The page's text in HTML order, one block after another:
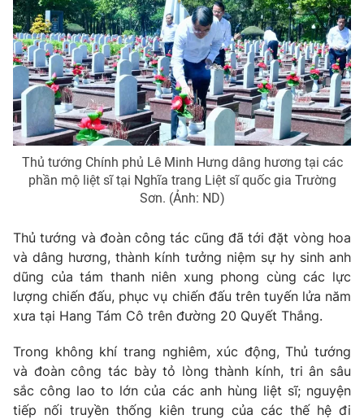
Thủ tướng Chính phủ Lê Minh Hưng dâng hương tại các
phần mộ liệt sĩ tại Nghĩa trang Liệt sĩ quốc gia Trường
Sơn. (Ảnh: ND)
Thủ tướng và đoàn công tác cũng đã tới đặt vòng hoa
và dâng hương, thành kính tưởng niệm sự hy sinh anh
dũng của tám thanh niên xung phong cùng các lực
lượng chiến đấu, phục vụ chiến đấu trên tuyến lửa năm
xưa tại Hang Tám Cô trên đường 20 Quyết Thắng.
Trong không khí trang nghiêm, xúc động, Thủ tướng
và đoàn công tác bày tỏ lòng thành kính, tri ân sâu
sắc công lao to lớn của các anh hùng liệt sĩ; nguyện
tiếp nối truyền thống kiên trung của các thế hệ đi